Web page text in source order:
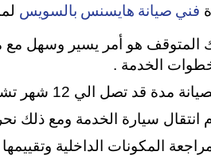
فني صيانة هايسنس بالسويس
المتوقف هو أمر يسير وسهل مع
الخدمة .
قطع الغيار المستبدلة وقيمة المصنعية داخل فترة الضمان
انتقال سيارة الخدمة ومع ذلك
المكونات الداخلية